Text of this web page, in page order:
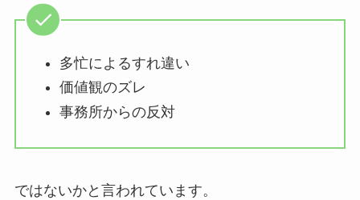
多忙によるすれ違い
価値観のズレ
事務所からの反対
ではないかと言われています。